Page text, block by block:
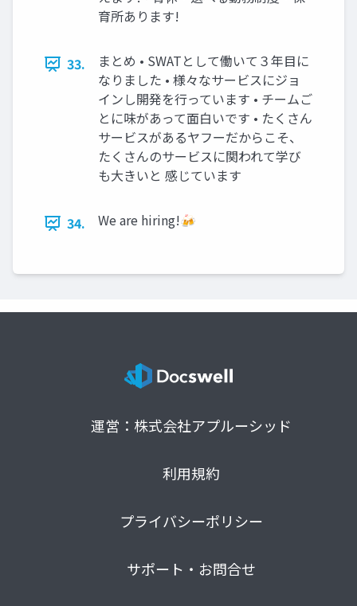
育所あります!
33.
まとめ • SWATとして働いて３年目に
なりました • 様々なサービスにジョ
インし開発を行っています • チームご
とに味があって面白いです • たくさん
サービスがあるヤフーだからこそ、
たくさんのサービスに関われて学び
も大きいと 感じています
34. We are hiring!🍻
運営：株式会社アプルーシッド
利用規約
プライバシーポリシー
サポート・お問合せ